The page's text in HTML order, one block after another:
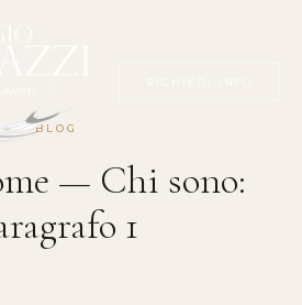
BLOG
— Chi sono:
1